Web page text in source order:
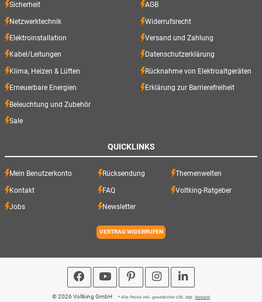
Sicherheit
Netzwerktechnik
Elektroinstallation
Kabel/Leitungen
Klima, Heizen & Lüften
Erneuerbare Energien
Beleuchtung und Zubehör
Sale
AGB
Widerrufsrecht
Versand und Zahlung
Datenschutzerklärung
Rücknahme von Elektroaltgeräten
Erklärung zur Barrierefreiheit
QUICKLINKS
Mein Benutzerkonto Rücksendung Themenwelten
Kontakt FAQ Voltking-Ratgeber
Jobs Newsletter
VERTRAG WIDERRUFEN
© 2026 Voltking GmbH * Alle Preise inkl. gesetzlicher USt., zzgl. Versand